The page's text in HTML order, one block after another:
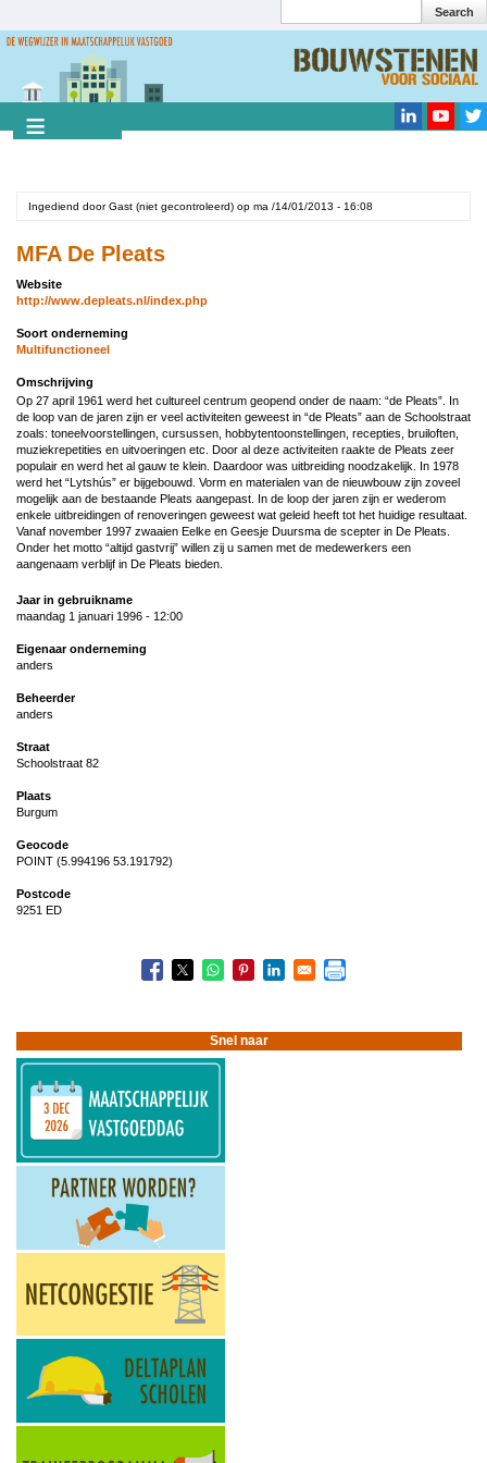
naar
gaan
Search
Ingediend doorGast (niet gecontroleerd) op ma /14/01/2013 - 16:08
MFA De Pleats
Website
http://www.depleats.nl/index.php
Soort onderneming
Multifunctioneel
Omschrijving
Op 27 april 1961 werd het cultureel centrum geopend onder de naam: “de Pleats”. In
de loop van de jaren zijn er veel activiteiten geweest in “de Pleats” aan de Schoolstraat
zoals: toneelvoorstellingen, cursussen, hobbytentoonstellingen, recepties, bruiloften,
muziekrepetities en uitvoeringen etc. Door al deze activiteiten raakte de Pleats zeer
populair en werd het al gauw te klein. Daardoor was uitbreiding noodzakelijk. In 1978
werd het “Lytshús” er bijgebouwd. Vorm en materialen van de nieuwbouw zijn zoveel
mogelijk aan de bestaande Pleats aangepast. In de loop der jaren zijn er wederom
enkele uitbreidingen of renoveringen geweest wat geleid heeft tot het huidige resultaat.
Vanaf november 1997 zwaaien Eelke en Geesje Duursma de scepter in De Pleats.
Onder het motto “altijd gastvrij” willen zij u samen met de medewerkers een
aangenaam verblijf in De Pleats bieden.
Jaar in gebruikname
maandag 1 januari 1996 - 12:00
Eigenaar onderneming
anders
Beheerder
anders
Straat
Schoolstraat 82
Plaats
Burgum
Geocode
POINT (5.994196 53.191792)
Postcode
9251 ED
Snel naar